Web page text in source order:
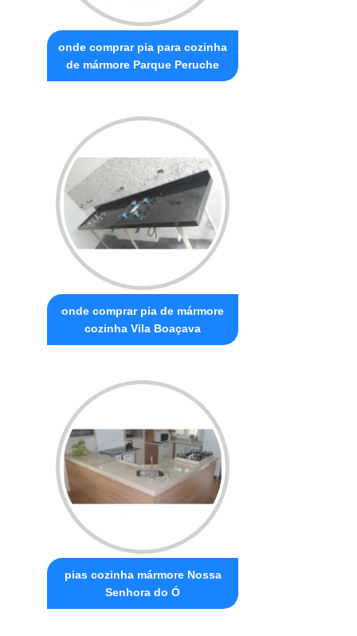
onde comprar pia para cozinha
de mármore Parque Peruche
onde comprar pia de mármore
cozinha Vila Boaçava
pias cozinha mármore Nossa
Senhora do Ó